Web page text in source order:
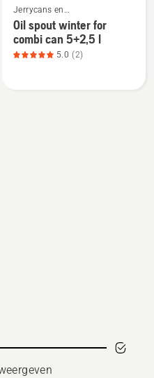
van
meer
details
over
Jerrycans en
vulbenodigdheden
Oil spout winter for
combi can 5+2,5 l
5.0 (2)